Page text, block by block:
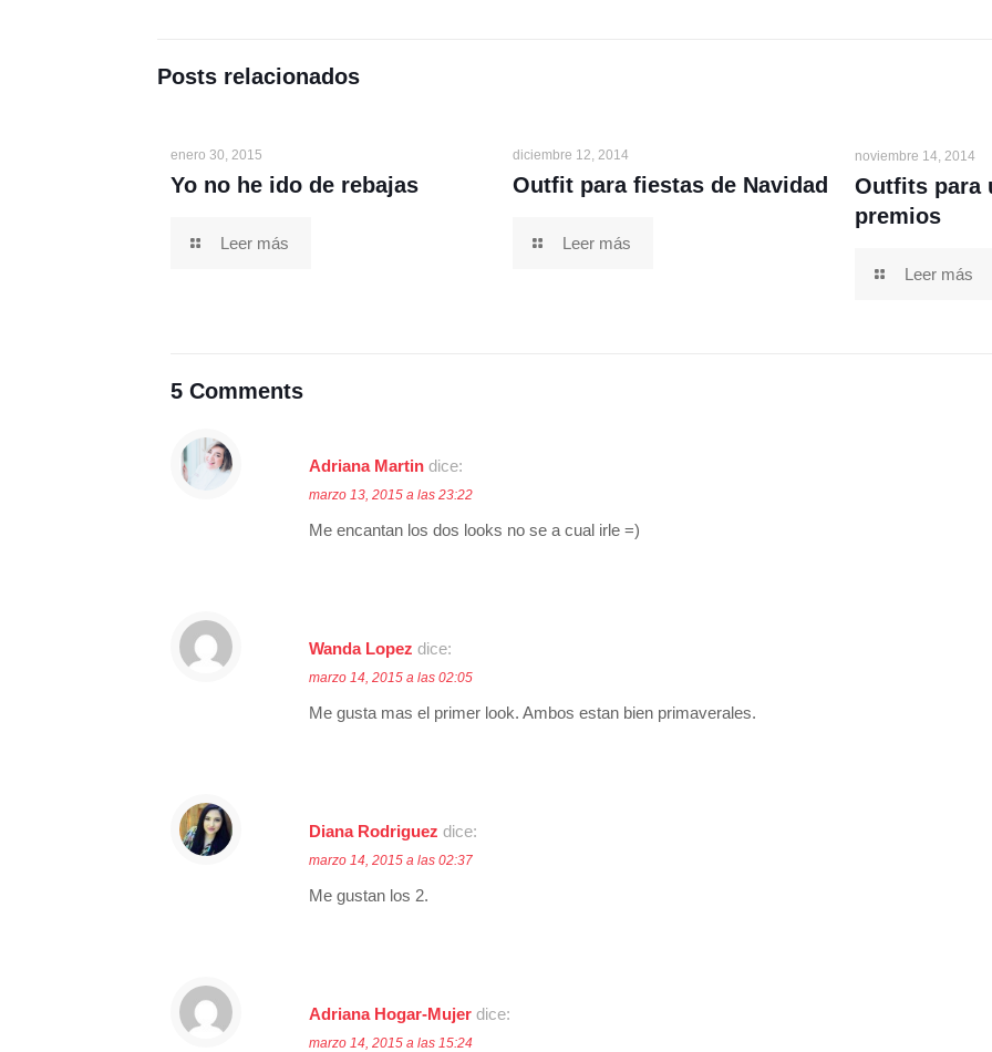
Posts relacionados
enero 30, 2015
Yo no he ido de rebajas
Leer más
diciembre 12, 2014
Outfit para fiestas de Navidad
Leer más
noviembre 14, 2014
Outfits para
premios
Leer más
5 Comments
Adriana Martin dice:
marzo 13, 2015 a las 23:22
Me encantan los dos looks no se a cual irle =)
Wanda Lopez dice:
marzo 14, 2015 a las 02:05
Me gusta mas el primer look. Ambos estan bien primaverales.
Diana Rodriguez dice:
marzo 14, 2015 a las 02:37
Me gustan los 2.
Adriana Hogar-Mujer dice:
marzo 14, 2015 a las 15:24